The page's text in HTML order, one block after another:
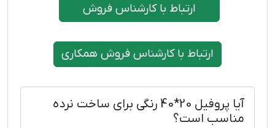
ارتباط با کارشناس فروش
ارتباط با کارشناس فروش همکاری
آیا پروفیل 20*40 رنگی برای ساخت نرده
مناسب است؟